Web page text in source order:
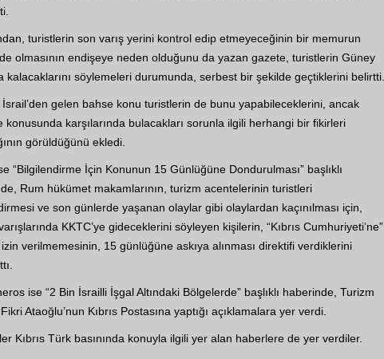
turistlerin son varış yerini kontrol edip etmeyeceğinin bir memurun
olmasının endişeye neden olduğunu da yazan gazete, turistlerin Güney
kalacaklarını söylemeleri durumunda, serbest bir şekilde geçtiklerini belirtti.
gelen bahse konu turistlerin de bunu yapabileceklerini, ancak
konusunda karşılarında bulacakları sorunla ilgili herhangi bir fikirleri
görüldüğünü ekledi.
“Bilgilendirme İçin Konunun 15 Günlüğüne Dondurulması” başlıklı
Rum hükümet makamlarının, turizm acentelerinin turistleri
ve son günlerde yaşanan olaylar gibi olaylardan kaçınılması için,
KKTC’ye gideceklerini söyleyen kişilerin, “Kıbrıs Cumhuriyeti’ne”
verilmemesinin, 15 günlüğüne askıya alınması direktifi verdiklerini
ise “2 Bin İsrailli İşgal Altındaki Bölgelerde” başlıklı haberinde, Turizm
Ataoğlu’nun Kıbrıs Postasına yaptığı açıklamalara yer verdi.
Kıbrıs Türk basınında konuyla ilgili yer alan haberlere de yer verdiler.